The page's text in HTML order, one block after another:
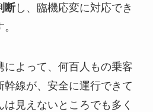
断し、臨機応変に対応でき
によって、何百人もの乗客
幹線が、安全に運行できて
見えないところでも多く